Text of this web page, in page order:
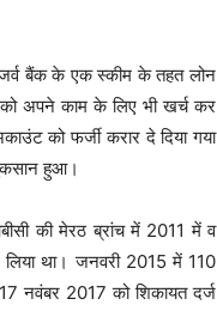
बैंक के एक स्कीम के तहत लोन
को अपने काम के लिए भी खर्च कर
को फर्जी करार दे दिया गया
हुआ।
की मेरठ ब्रांच में 2011 में व
था। जनवरी 2015 में 110
नवंबर 2017 को शिकायत दर्ज